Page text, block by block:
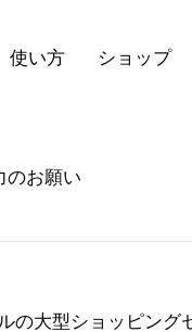
使い方 ショップ
のお願い
の大型ショッピング